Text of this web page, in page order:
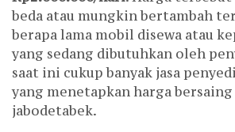
beda atau mungkin bertambah
berapa lama mobil disewa atau
yang sedang dibutuhkan oleh
saat ini cukup banyak jasa
yang menetapkan harga
jabodetabek.